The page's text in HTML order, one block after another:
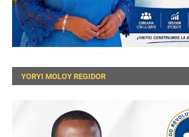
YORYI MOLOY REGIDOR